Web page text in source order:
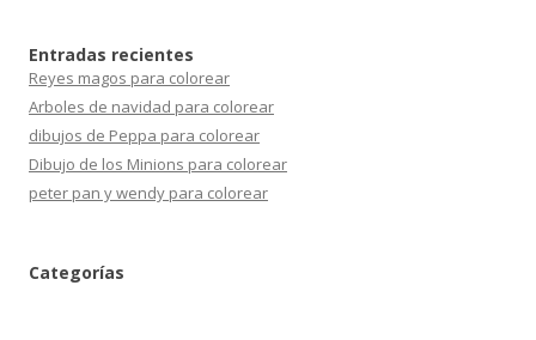
Entradas recientes
Reyes magos para colorear
Arboles de navidad para colorear
dibujos de Peppa para colorear
Dibujo de los Minions para colorear
peter pan y wendy para colorear
Categorías